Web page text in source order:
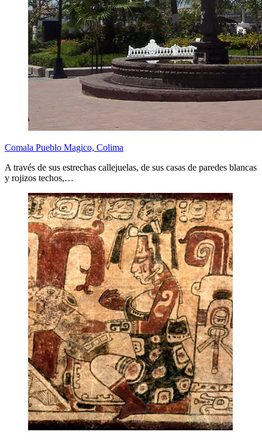
Comala Pueblo Magico, Colima
A través de sus estrechas callejuelas, de sus casas de paredes blancas
y rojizos techos,…